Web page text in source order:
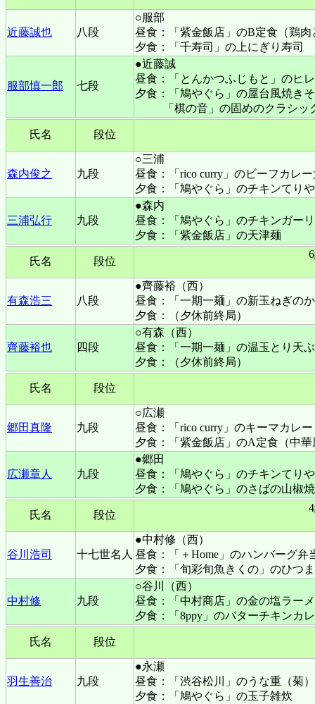
近藤誠也 八段
○服部
昼食：「紫金飯店」のB定食（鶏
夕食：「千寿司」の上にぎり寿司
服部慎一郎 七段
●近藤誠
昼食：「とんかつふじもと」のヒ
夕食：「鳩やぐら」の屋台風焼き
「棋の音」の固めのクラシッ
氏名 段位
森内俊之 九段
○三浦
昼食：「rico curry」のビーフカレ
夕食：「鳩やぐら」のチキンてり
三浦弘行 九段
●森内
昼食：「鳩やぐら」のチキンガー
夕食：「紫金飯店」の天津麺
氏名 段位
有森浩三 八段
●齊藤裕（西）
昼食：「一期一麺」の新玉ねぎの
夕食：（夕休前終局）
齊藤裕也 四段
○有森（西）
昼食：「一期一麺」の温玉とり天
夕食：（夕休前終局）
氏名 段位
郷田真隆 九段
○広瀬
昼食：「rico curry」のキーマカレ
夕食：「紫金飯店」のA定食（中
広瀬章人 九段
●郷田
昼食：「鳩やぐら」のチキンてり
夕食：「鳩やぐら」のさばの山椒
氏名 段位
谷川浩司 十七世名人
●中村修（西）
昼食：
「＋Home」のハンバーグ弁
夕食：「旬彩旬魚きくの」のひつ
中村修 九段
○谷川（西）
昼食：
「中村商店」の金の塩ラー
夕食：「8ppy」のバターチキンカ
氏名 段位
羽生善治 九段
●永瀬
昼食：「渋谷松川」のうな重（菊
夕食：「鳩やぐら」の玉子雑炊